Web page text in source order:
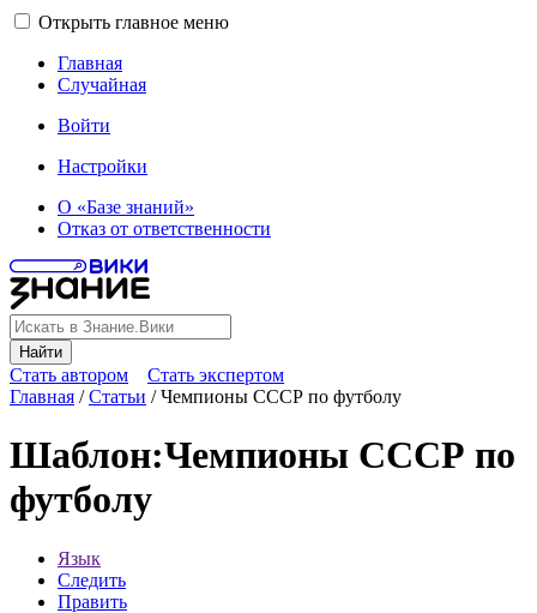
Открыть главное меню
Главная
Случайная
Войти
Настройки
О «Базе знаний»
Отказ от ответственности
Найти
Стать автором
Стать экспертом
Главная /Статьи /Чемпионы СССР по футболу
Шаблон:Чемпионы СССР по
футболу
Язык
Следить
Править